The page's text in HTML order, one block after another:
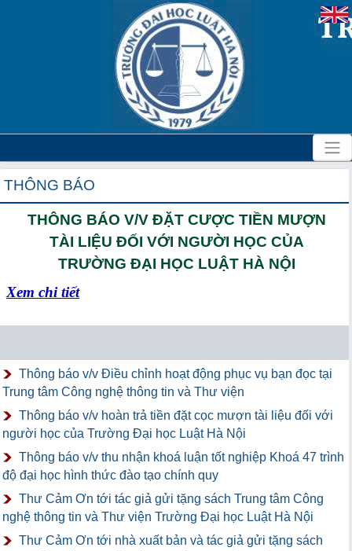
THÔNG BÁO
THÔNG BÁO V/V ĐẶT CƯỢC TIỀN MƯỢN
TÀI LIỆU ĐỐI VỚI NGƯỜI HỌC CỦA
TRƯỜNG ĐẠI HỌC LUẬT HÀ NỘI
Xem chi tiết
Thông báo v/v Điều chỉnh hoạt động phục vụ bạn đọc tại
Trung tâm Công nghệ thông tin và Thư viện
Thông báo v/v hoàn trả tiền đặt cọc mượn tài liệu đối với
người học của Trường Đại học Luật Hà Nội
Thông báo v/v thu nhận khoá luận tốt nghiệp Khoá 47 trình
độ đại học hình thức đào tạo chính quy
Thư Cảm Ơn tới tác giả gửi tặng sách Trung tâm Công
nghệ thông tin và Thư viện Trường Đại học Luật Hà Nội
Thư Cảm Ơn tới nhà xuất bản và tác giả gửi tặng sách